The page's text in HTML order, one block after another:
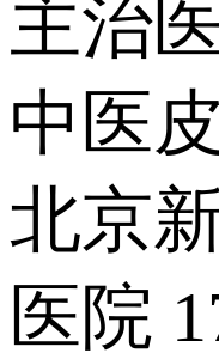
主治
中医
北京
医院